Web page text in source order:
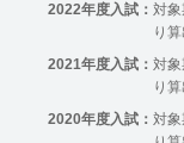
2022年度入試： 対
り
2021年度入試： 対
り
2020年度入試： 対